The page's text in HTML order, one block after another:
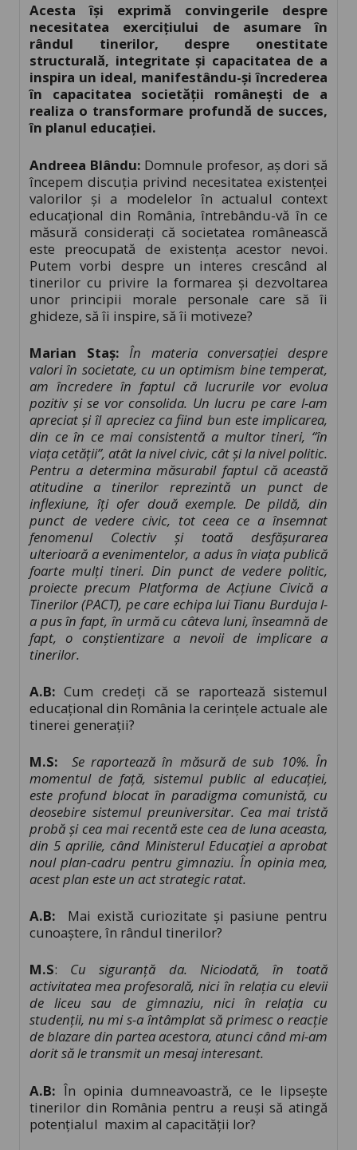
Acesta își exprimă convingerile despre
necesitatea exercițiului de asumare în
rândul tinerilor, despre onestitate
structurală, integritate și capacitatea de a
inspira un ideal, manifestându-și încrederea
în capacitatea societății românești de a
realiza o transformare profundă de succes,
în planul educației.
Andreea Blându: Domnule profesor, aș dori să
începem discuția privind necesitatea existenței
valorilor și a modelelor în actualul context
educațional din România, întrebându-vă în ce
măsură considerați că societatea românească
este preocupată de existența acestor nevoi.
Putem vorbi despre un interes crescând al
tinerilor cu privire la formarea și dezvoltarea
unor principii morale personale care să îi
ghideze, să îi inspire, să îi motiveze?
Marian Staș:În materia conversației despre
valori în societate, cu un optimism bine temperat,
am încredere în faptul că lucrurile vor evolua
pozitiv și se vor consolida. Un lucru pe care l-am
apreciat și îl apreciez ca fiind bun este implicarea,
din ce în ce mai consistentă a multor tineri, “în
viața cetății”, atât la nivel civic, cât și la nivel politic.
Pentru a determina măsurabil faptul că această
atitudine a tinerilor reprezintă un punct de
inflexiune, îți ofer două exemple. De pildă, din
punct de vedere civic, tot ceea ce a însemnat
fenomenul Colectiv și toată desfășurarea
ulterioară a evenimentelor, a adus în viața publică
foarte mulți tineri. Din punct de vedere politic,
proiecte precum Platforma de Acțiune Civică a
Tinerilor (PACT), pe care echipa lui Tianu Burduja l-
a pus în fapt, în urmă cu câteva luni, înseamnă de
fapt, o conștientizare a nevoii de implicare a
tinerilor.
A.B:Cum credeți că se raportează sistemul
educațional din România la cerințele actuale ale
tinerei generații?
M.S: Se raportează în măsură de sub 10%. În
momentul de față, sistemul public al educației,
este profund blocat în paradigma comunistă, cu
deosebire sistemul preuniversitar. Cea mai tristă
probă și cea mai recentă este cea de luna aceasta,
din 5 aprilie, când Ministerul Educației a aprobat
noul plan-cadru pentru gimnaziu. În opinia mea,
acest plan este un act strategic ratat.
A.B:
Mai există curiozitate și pasiune pentru
cunoaștere, în rândul tinerilor?
M.S: Cu siguranță da. Niciodată, în toată
activitatea mea profesorală, nici în relația cu elevii
de liceu sau de gimnaziu, nici în relația cu
studenții, nu mi s-a întâmplat să primesc o reacție
de blazare din partea acestora, atunci când mi-am
dorit să le transmit un mesaj interesant.
A.B: În opinia dumneavoastră, ce le lipsește
tinerilor din România pentru a reuși să atingă
potențialul maxim al capacității lor?